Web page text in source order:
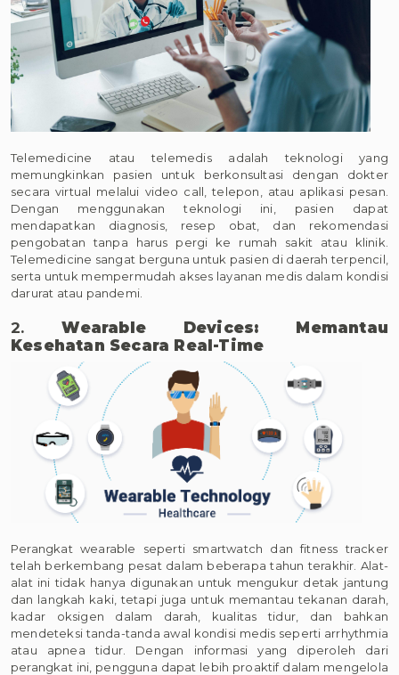
Telemedicine atau telemedis adalah teknologi yang
memungkinkan pasien untuk berkonsultasi dengan dokter
secara virtual melalui video call, telepon, atau aplikasi pesan.
Dengan menggunakan teknologi ini, pasien dapat
mendapatkan diagnosis, resep obat, dan rekomendasi
pengobatan tanpa harus pergi ke rumah sakit atau klinik.
Telemedicine sangat berguna untuk pasien di daerah terpencil,
serta untuk mempermudah akses layanan medis dalam kondisi
darurat atau pandemi.
2.Wearable Devices: Memantau
Kesehatan Secara Real-Time
Perangkat wearable seperti smartwatch dan fitness tracker
telah berkembang pesat dalam beberapa tahun terakhir. Alat-
alat ini tidak hanya digunakan untuk mengukur detak jantung
dan langkah kaki, tetapi juga untuk memantau tekanan darah,
kadar oksigen dalam darah, kualitas tidur, dan bahkan
mendeteksi tanda-tanda awal kondisi medis seperti arrhythmia
atau apnea tidur. Dengan informasi yang diperoleh dari
perangkat ini, pengguna dapat lebih proaktif dalam mengelola